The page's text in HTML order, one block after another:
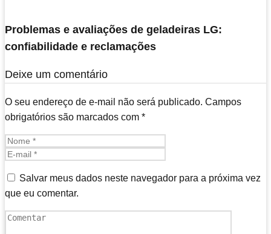
Problemas e avaliações de geladeiras LG:
confiabilidade e reclamações
Deixe um comentário
O seu endereço de e-mail não será publicado. Campos
obrigatórios são marcados com *
Salvar meus dados neste navegador para a próxima vez
que eu comentar.